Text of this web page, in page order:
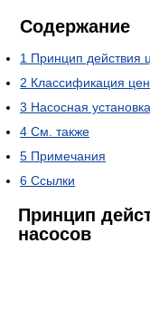
Содержание
1 Принцип действия
2 Классификация
3 Насосная
4 См. также
5 Примечания
6 Ссылки
Принцип
насосов